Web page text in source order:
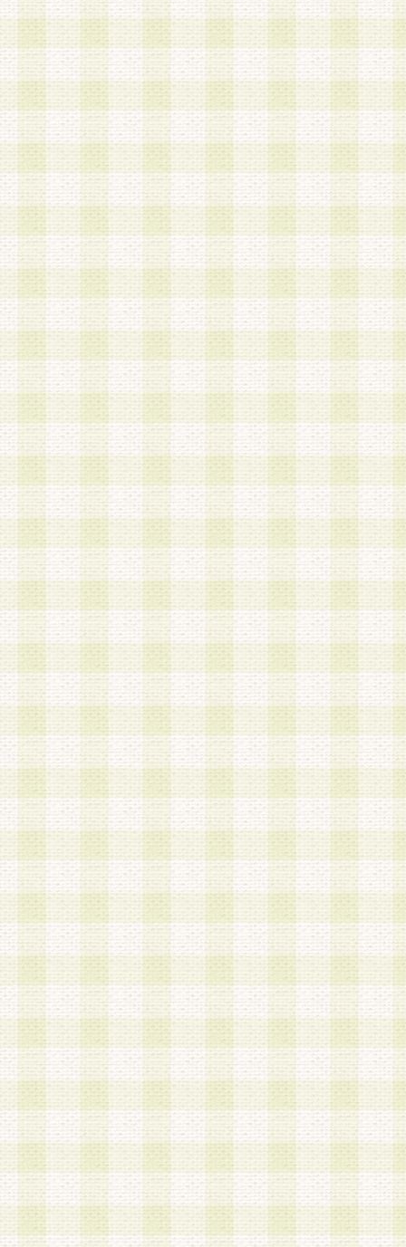
1.会員は、会員登録後、本サイト内にて本サービ
加する際には、前条に基づき当社から付与された
スワードを使用するものとします。
2.登録の際に当社が付与したログインIDおよびパ
の使用に関しては、全て会員本人がその責任を負
3.会員は、当社から付与されたログインIDおよび
貸与、名義変更、売買その他形態を問わず第三者
ならないものとします。
4.当社は、会員によるログインIDおよびパスワー
盗用など第三者の利用に伴う損害の発生について
き事由の有無、その他原因の如何を問わず、一切
のとします。
第5条 会員の登録情報
1.当社は、会員の登録情報に含まれる氏名・住所
アドレス等会員個人を識別できる情報を当社が別
シーポリシー
」に基づき適切に取り扱うものとし
は、当該個人情報を以下の各号に定める目的に利
す。なお、これら事項以外の目的で個人情報を利
かじめ会員の同意を得たうえで利用するものとし
a.本サービスの実施または運営
b.本サービスに係る謝礼、景品、調査サンプル品
c.会員からの電話、メール等の問い合わせなどへ
d.その他これらに付随する業務
2.当社は、会員個人を識別することのできる情報
会員情報を本人の承諾なく第三者に開示すること
人を識別できる情報について第三者に開示または
社は事前に会員本人の同意を得るものとします。
3.前項の定めに拘わらず、当社は、以下の目的に
意を 得ることなく、会員個人を識別できる情報
づき選定した委託業者に対して当社の責任におい
できるものとします。な お、当社は、当該委託
契約を締結しこれを遵守させるとともに、本規約
の注意をもって当該情報を使用させるものとし ま
a.本サービスに係る謝礼、景品、調査サンプル品
b.会員からの電話、メール等の問い合わせなどへ
c.モバイルリサーチ、またはグループ形式による
実施もしくは運営
d.その他これらに付随する業務
4.会員は、住所、電話番号その他の登録情報につ
合は、速やかに当社所定の変更手続きを行うもの
5.当社は、必要と認めた場合、会員に対して、電
手段により登録情報の対象者が会員登録者本人で
の内容が正確であること、アンケートの回答内容
うことができるものとます。
6.会員は、会員登録後当社が定期的に行う登録情
して、当社指定の期間内に更新手続きを行うもの
該期間内に更新手続きを行わない場合、その時点
発行したポイントは失効されるものとします。